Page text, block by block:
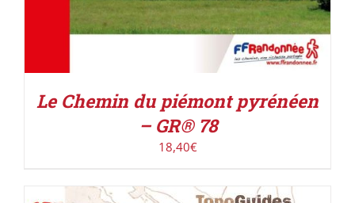
Le Chemin du piémont pyrénéen
– GR® 78
18,40€